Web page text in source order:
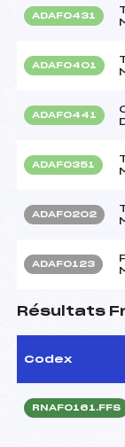
ADAF0431
ADAF0401
ADAF0441
ADAF0351
ADAF0202
ADAF0123
Résultats
Codex
RNAF0161.FFS